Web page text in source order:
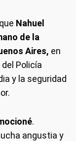
Nahuel
de la
Aires, en
Policía
y la seguridad
.
angustia y